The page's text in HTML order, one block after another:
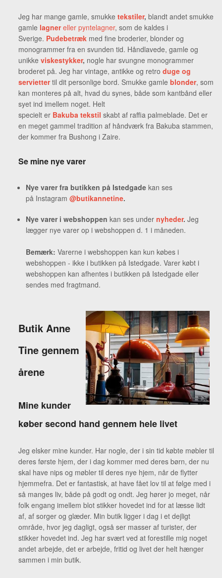
Jeg har mange gamle, smukke tekstiler, blandt andet smukke
gamle lagnereller pyntelagner, som de kaldes i
Sverige. Pudebetræk med fine broderier, blonder og
monogrammer fra en svunden tid. Håndlavede, gamle og
unikke viskestykker, nogle har svungne monogrammer
broderet på. Jeg har vintage, antikke og retro duge og
serviettertil dit personlige bord. Smukke gamle blonder, som
kan monteres på alt, hvad du synes, både som kantbånd eller
syet ind imellem noget. Helt
specielt er Bakuba tekstil skabt af raffia palmeblade. Det er
en meget gammel tradition af håndværk fra Bakuba stammen,
der kommer fra Bushong i Zaire.
Se mine nye varer
Nye varer fra butikken på Istedgade kan ses
på Instagram@butikannetine.
Nye varer i webshoppen kan ses under nyheder.Jeg
lægger nye varer op i webshoppen d. 1 i måneden.
Bemærk: Varerne i webshoppen kan kun købes i
webshoppen - ikke i butikken på Istedgade. Varer købt i
webshoppen kan afhentes i butikken på Istedgade eller
sendes med fragtmand.
Butik Anne
Tine gennem
årene
Mine kunder
køber second hand gennem hele livet
Jeg elsker mine kunder. Har nogle, der i sin tid købte møbler til
deres første hjem, der i dag kommer med deres børn, der nu
skal have nips og møbler til deres nye hjem, når de flytter
hjemmefra. Det er fantastisk, at have fået lov til at følge med i
så manges liv, både på godt og ondt. Jeg hører jo meget, når
folk engang imellem blot stikker hovedet ind for at læsse lidt
af, af sorger og glæder. Min butik ligger i dag i et dejligt
område, hvor jeg dagligt, også ser masser af turister, der
stikker hovedet ind. Jeg har svært ved at forestille mig noget
andet arbejde, det er arbejde, fritid og livet der helt hænger
sammen i min butik.